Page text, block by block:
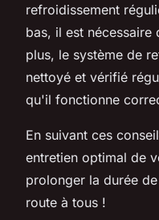
refroidissement
bas, il est nécessaire
plus, le système de
nettoyé et vérifié
qu'il fonctionne
En suivant ces
entretien optimal de
prolonger la durée
route à tous !